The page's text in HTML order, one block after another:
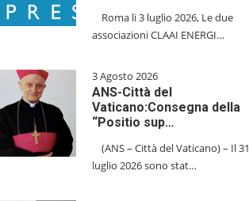
​Roma li 3 luglio 2026, Le due
associazioni CLAAI ENERGI…
3 Agosto 2026
ANS-Città del
Vaticano:Consegna della
“Positio sup…
(ANS – Città del Vaticano) – Il 31
luglio 2026 sono stat…